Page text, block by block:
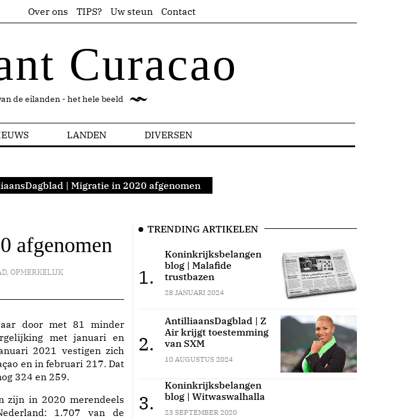
Over ons TIPS? Uw steun Contact
Curacao
de eilanden - het hele beeld
LANDEN DIVERSEN
| Migratie in 2020 afgenomen
afgenomen
,OPMERKELIJK
door met 81 minder
met januari en
2021 vestigen zich
en in februari 217. Dat
324 en 259.
zijn in 2020 merendeels
1.707 van de
TRENDING ARTIKELEN
1.
Koninkrijksbelangen
blog | Malafide
trustbazen
28 JANUARI 2024
2.
AntilliaansDagblad | Z
Air krijgt toestemming
van SXM
10 AUGUSTUS 2024
3.
Koninkrijksbelangen
blog | Witwaswalhalla
23 SEPTEMBER 2020